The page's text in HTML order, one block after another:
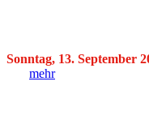
Sonntag, 13. September
mehr